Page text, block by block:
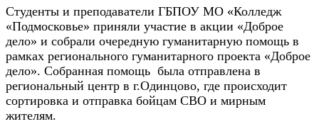
Студенты и преподаватели ГБПОУ МО «Колледж
«Подмосковье» приняли участие в акции «Доброе
дело» и собрали очередную гуманитарную помощь в
рамках регионального гуманитарного проекта «Доброе
дело». Собранная помощь была отправлена в
региональный центр в г.Одинцово, где происходит
сортировка и отправка бойцам СВО и мирным
жителям.